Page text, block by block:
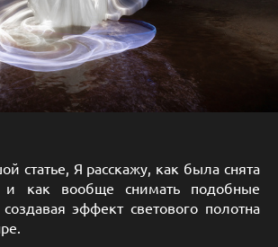
статье, Я расскажу, как была снята
и как вообще снимать подобные
эффект светового полотна